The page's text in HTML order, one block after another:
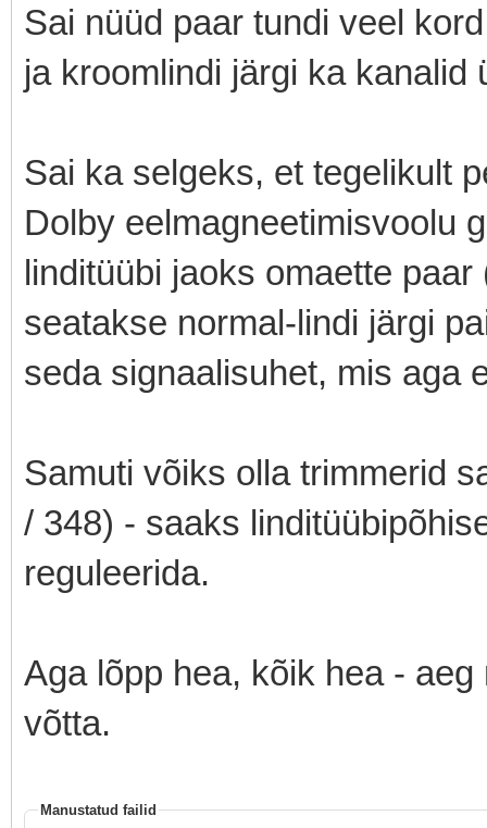
Sai nüüd paar tundi veel
ja kroomlindi järgi ka kanalid
Sai ka selgeks, et tegelikult
Dolby eelmagneetimisvoolu
linditüübi jaoks omaette
seatakse normal-lindi järgi
seda signaalisuhet, mis aga
Samuti võiks olla trimmerid
/ 348) - saaks
reguleerida.
Aga lõpp hea, kõik hea -
võtta.
Manustatud failid